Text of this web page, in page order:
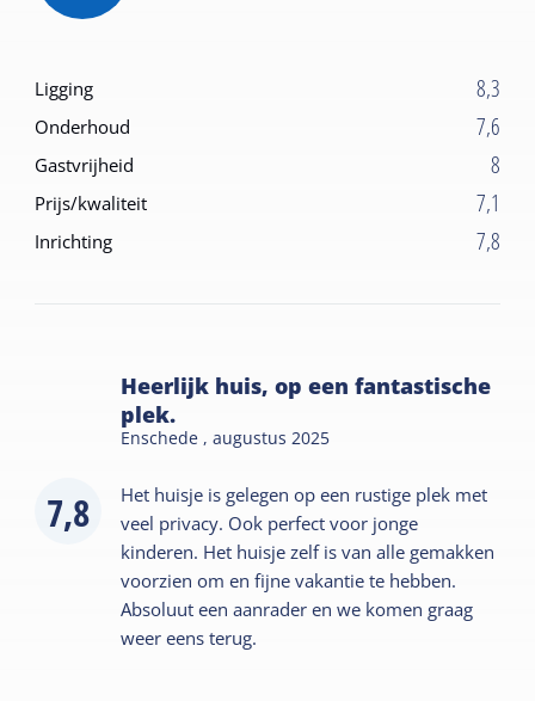
Ligging 8,3
Onderhoud 7,6
Gastvrijheid 8
Prijs/kwaliteit 7,1
Inrichting 7,8
7,8
Heerlijk huis, op een fantastische
plek.
Enschede ,augustus 2025
Het huisje is gelegen op een rustige plek met
veel privacy. Ook perfect voor jonge
kinderen. Het huisje zelf is van alle gemakken
voorzien om en fijne vakantie te hebben.
Absoluut een aanrader en we komen graag
weer eens terug.